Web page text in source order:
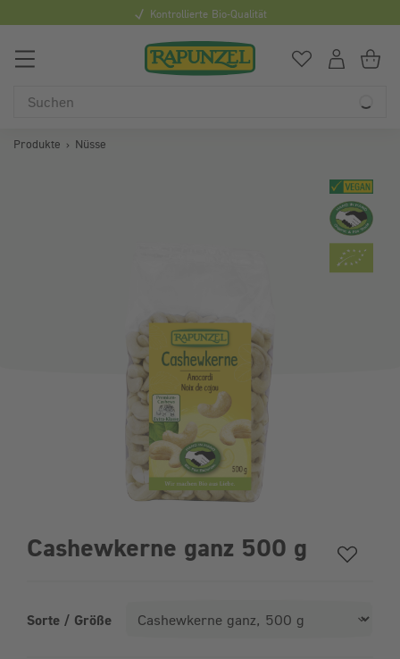
Kontrollierte Bio-Qualität
Du hast0
Produkte Nüsse
Cashewkerne ganz 500 g
Sorte / Größe